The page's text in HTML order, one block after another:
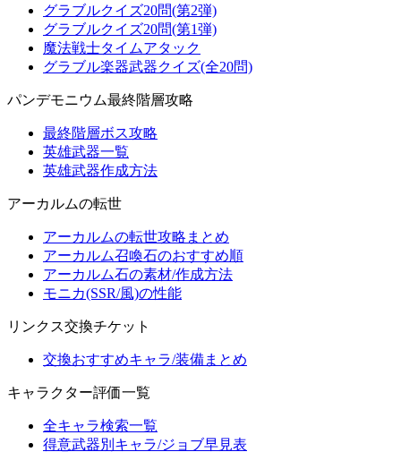
グラブルクイズ20問(第2弾)
グラブルクイズ20問(第1弾)
魔法戦士タイムアタック
グラブル楽器武器クイズ(全20問)
パンデモニウム最終階層攻略
最終階層ボス攻略
英雄武器一覧
英雄武器作成方法
アーカルムの転世
アーカルムの転世攻略まとめ
アーカルム召喚石のおすすめ順
アーカルム石の素材/作成方法
モニカ(SSR/風)の性能
リンクス交換チケット
交換おすすめキャラ/装備まとめ
キャラクター評価一覧
全キャラ検索一覧
得意武器別キャラ/ジョブ早見表